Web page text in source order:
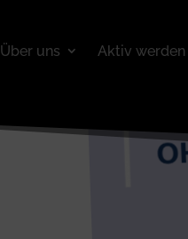
Über uns Aktiv werden